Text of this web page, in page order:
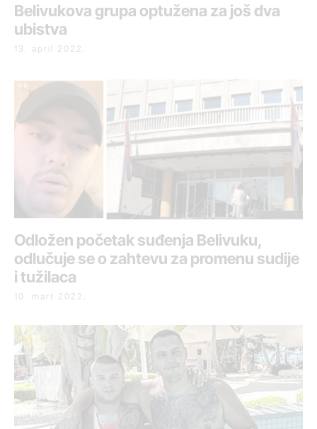
Belivukova grupa optužena za još dva
ubistva
13. april 2022.
Odložen početak suđenja Belivuku,
odlučuje se o zahtevu za promenu sudije
i tužilaca
10. mart 2022.